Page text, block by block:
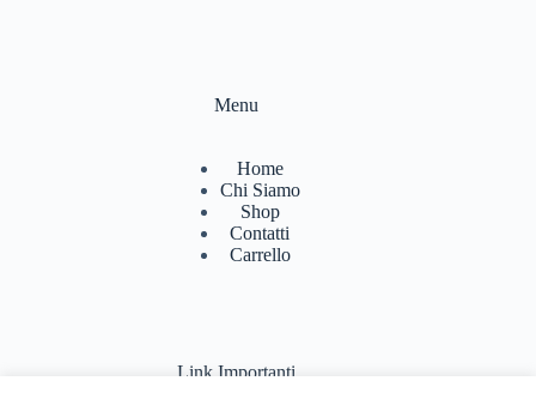
Menu
Home
Chi Siamo
Shop
Contatti
Carrello
Link Importanti